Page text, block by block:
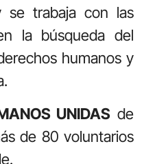
se trabaja con las
la búsqueda del
humanos y
UNIDAS de
de 80 voluntarios